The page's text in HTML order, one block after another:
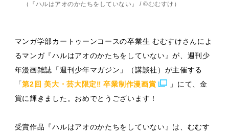
（『ハルはアオのかたちをしていない』 / ©むむすけ）
マンガ学部カートゥーンコースの卒業生 むむすけさんによ
るマンガ『ハルはアオのかたちをしていない』が、週刊少
年漫画雑誌「週刊少年マガジン」（講談社）が主催する
「第2回 美大・芸大限定‼ 卒業制作漫画賞
」にて、金
賞に輝きました。おめでとうございます！
受賞作品『ハルはアオのかたちをしていない』は、むむす